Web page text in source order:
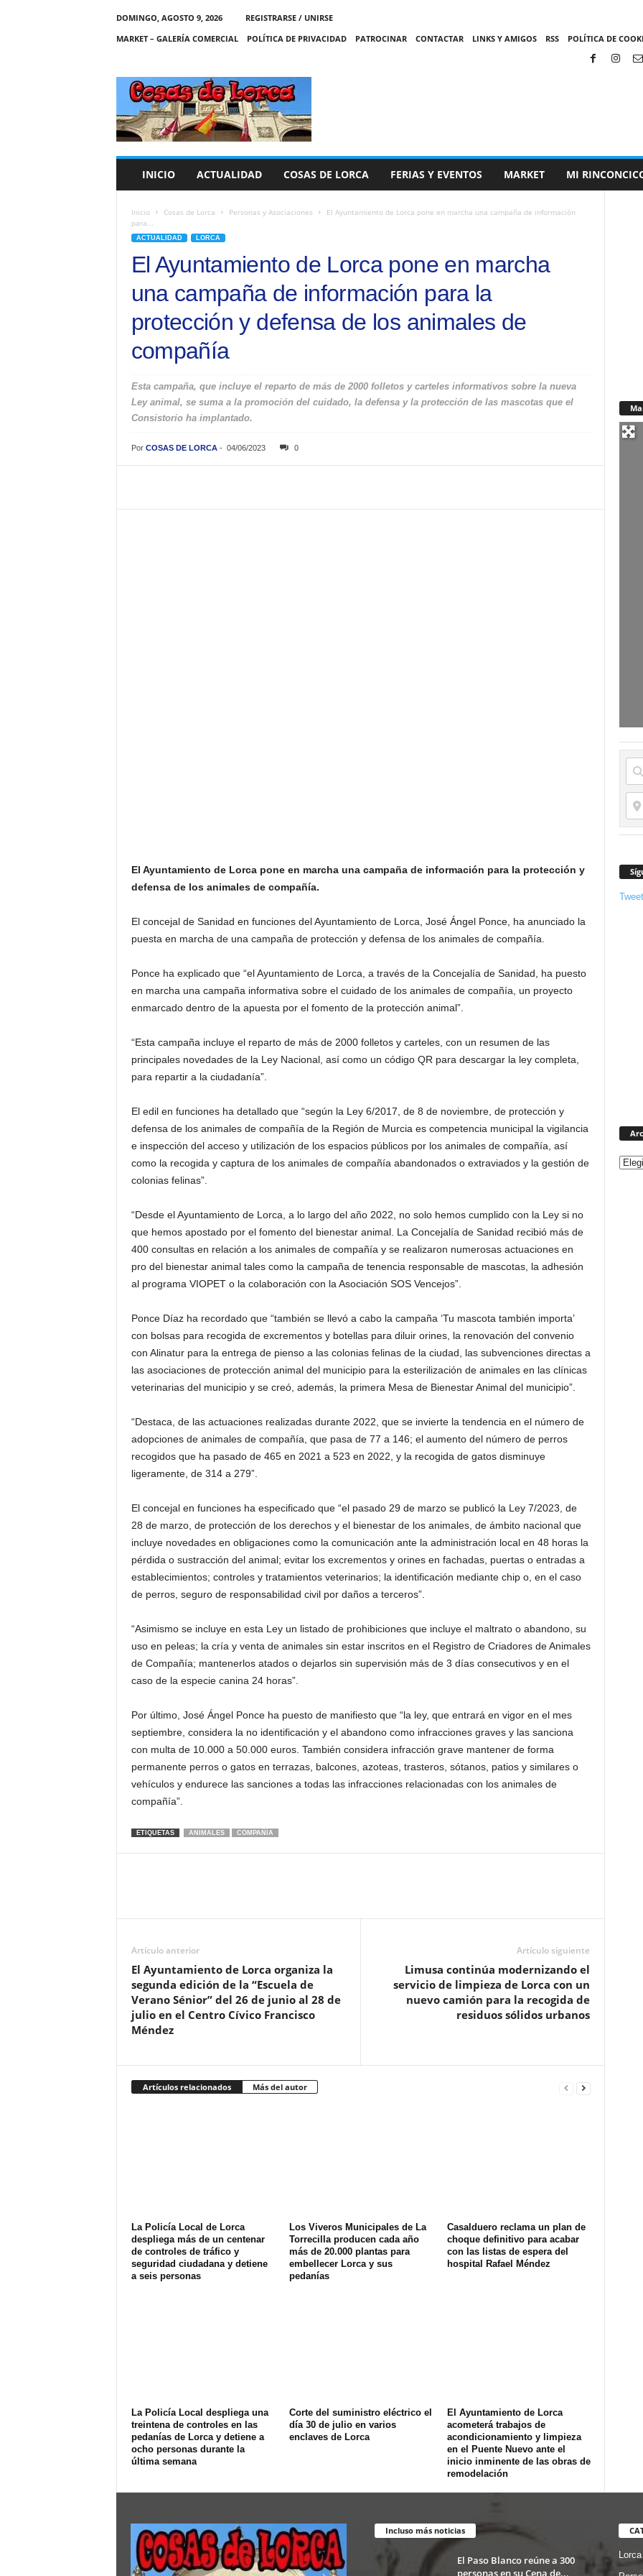
DOMINGO, AGOSTO 9, 2026
REGISTRARSE / UNIRSE
MARKET – GALERÍA COMERCIAL
POLÍTICA DE PRIVACIDAD PATROCINAR CONTACTAR LINKS Y AMIGOS RSS POLÍTICA DE
C
A
S
INICIO ACTUALIDAD COSAS DE LORCA FERIAS Y EVENTOS MARKET MI
Inicio Cosas de Lorca Personas y Asociaciones
El Ayuntamiento de Lorca pone en marcha una campaña de información
para...
ACTUALIDAD LORCA
El Ayuntamiento de Lorca pone en marcha
una campaña de información para la
protección y defensa de los animales de
compañía
Esta campaña, que incluye el reparto de más de 2000 folletos y carteles informativos sobre la nueva
Ley animal, se suma a la promoción del cuidado, la defensa y la protección de las mascotas que el
Consistorio ha implantado.
Por COSAS DE LORCA- 04/06/2023 0
El Ayuntamiento de Lorca pone en marcha una campaña de información para la protección y
defensa de los animales de compañía.
El concejal de Sanidad en funciones del Ayuntamiento de Lorca, José Ángel Ponce, ha anunciado la
puesta en marcha de una campaña de protección y defensa de los animales de compañía.
Ponce ha explicado que “el Ayuntamiento de Lorca, a través de la Concejalía de Sanidad, ha puesto
en marcha una campaña informativa sobre el cuidado de los animales de compañía, un proyecto
enmarcado dentro de la apuesta por el fomento de la protección animal”.
“Esta campaña incluye el reparto de más de 2000 folletos y carteles, con un resumen de las
principales novedades de la Ley Nacional, así como un código QR para descargar la ley completa,
para repartir a la ciudadanía”.
El edil en funciones ha detallado que “según la Ley 6/2017, de 8 de noviembre, de protección y
defensa de los animales de compañía de la Región de Murcia es competencia municipal la vigilancia
e inspección del acceso y utilización de los espacios públicos por los animales de compañía, así
como la recogida y captura de los animales de compañía abandonados o extraviados y la gestión de
colonias felinas”.
“Desde el Ayuntamiento de Lorca, a lo largo del año 2022, no solo hemos cumplido con la Ley si no
que hemos apostado por el fomento del bienestar animal. La Concejalía de Sanidad recibió más de
400 consultas en relación a los animales de compañía y se realizaron numerosas actuaciones en
pro del bienestar animal tales como la campaña de tenencia responsable de mascotas, la adhesión
al programa VIOPET o la colaboración con la Asociación SOS Vencejos”.
Ponce Díaz ha recordado que “también se llevó a cabo la campaña ‘Tu mascota también importa’
con bolsas para recogida de excrementos y botellas para diluir orines, la renovación del convenio
con Alinatur para la entrega de pienso a las colonias felinas de la ciudad, las subvenciones directas a
las asociaciones de protección animal del municipio para la esterilización de animales en las clínicas
veterinarias del municipio y se creó, además, la primera Mesa de Bienestar Animal del municipio”.
“Destaca, de las actuaciones realizadas durante 2022, que se invierte la tendencia en el número de
adopciones de animales de compañía, que pasa de 77 a 146; el aumento del número de perros
recogidos que ha pasado de 465 en 2021 a 523 en 2022, y la recogida de gatos disminuye
ligeramente, de 314 a 279”.
El concejal en funciones ha especificado que “el pasado 29 de marzo se publicó la Ley 7/2023, de
28 de marzo, de protección de los derechos y el bienestar de los animales, de ámbito nacional que
incluye novedades en obligaciones como la comunicación ante la administración local en 48 horas la
pérdida o sustracción del animal; evitar los excrementos y orines en fachadas, puertas o entradas a
establecimientos; controles y tratamientos veterinarios; la identificación mediante chip o, en el caso
de perros, seguro de responsabilidad civil por daños a terceros”.
“Asimismo se incluye en esta Ley un listado de prohibiciones que incluye el maltrato o abandono, su
uso en peleas; la cría y venta de animales sin estar inscritos en el Registro de Criadores de Animales
de Compañía; mantenerlos atados o dejarlos sin supervisión más de 3 días consecutivos y en el
caso de la especie canina 24 horas”.
Por último, José Ángel Ponce ha puesto de manifiesto que “la ley, que entrará en vigor en el mes
septiembre, considera la no identificación y el abandono como infracciones graves y las sanciona
con multa de 10.000 a 50.000 euros. También considera infracción grave mantener de forma
permanente perros o gatos en terrazas, balcones, azoteas, trasteros, sótanos, patios y similares o
vehículos y endurece las sanciones a todas las infracciones relacionadas con los animales de
compañía”.
ETIQUETAS ANIMALES COMPAÑÍA
Artículo anterior
El Ayuntamiento de Lorca organiza la
segunda edición de la “Escuela de
Verano Sénior” del 26 de junio al 28 de
julio en el Centro Cívico Francisco
Méndez
Artículo siguiente
Limusa continúa modernizando el
servicio de limpieza de Lorca con un
nuevo camión para la recogida de
residuos sólidos urbanos
Artículos relacionados Más del autor
La Policía Local de Lorca
despliega más de un centenar
de controles de tráfico y
seguridad ciudadana y detiene
a seis personas
Los Viveros Municipales de La
Torrecilla producen cada año
más de 20.000 plantas para
embellecer Lorca y sus
pedanías
Casalduero reclama un plan de
choque definitivo para acabar
con las listas de espera del
hospital Rafael Méndez
La Policía Local despliega una
treintena de controles en las
pedanías de Lorca y detiene a
ocho personas durante la
última semana
Corte del suministro eléctrico el
día 30 de julio en varios
enclaves de Lorca
El Ayuntamiento de Lorca
acometerá trabajos de
acondicionamiento y limpieza
en el Puente Nuevo ante el
inicio inminente de las obras de
remodelación
Incluso más noticias
El Paso Blanco reúne a 300
personas en su Cena de...
Lorca